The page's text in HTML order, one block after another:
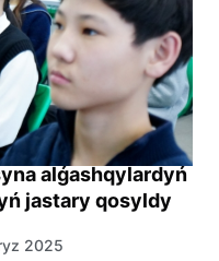
alǵashqylardyń
jastary qosyldy
2025